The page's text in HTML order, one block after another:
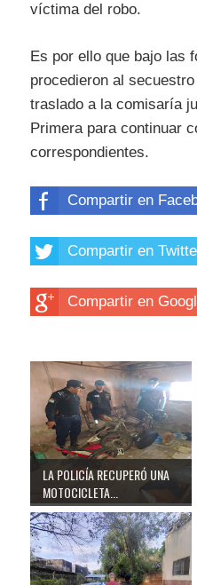
víctima del robo.
Es por ello que bajo las
procedieron al
traslado a la comisaría
Primera para continuar
correspondientes.
Compartir en
Compartir en
Compartir en
LA POLICÍA RECUPERÓ UNA
MOTOCICLETA...